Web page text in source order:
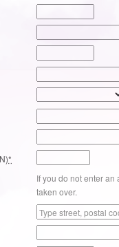
*
If you do not enter
taken over.